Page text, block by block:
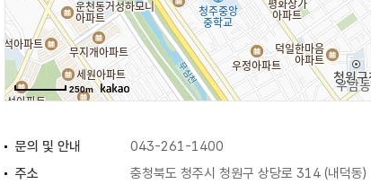
250m
문의 및 안내 043-261-1400
주소
충청북도 청주시 청원구 상당로 314 (내덕동)